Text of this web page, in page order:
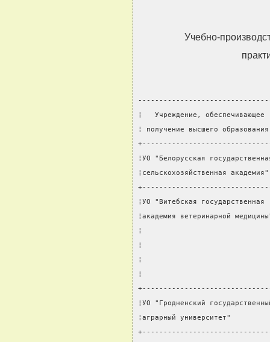
Учебно-
¦   Учреждение,
¦ получение высшего
¦УО "Белорусская
¦сельскохозяйственная
¦УО "Витебская
¦академия ветеринарной
¦
¦
¦
¦
¦УО "Гродненский
¦аграрный